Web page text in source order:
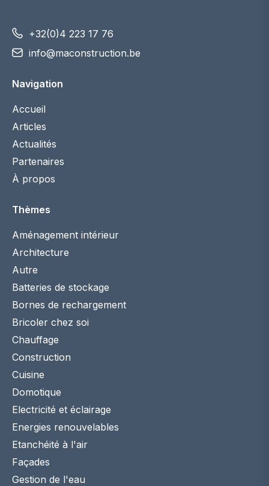
+32(0)4 223 17 76
info@maconstruction.be
Navigation
Accueil
Articles
Actualités
Partenaires
À propos
Thèmes
Aménagement intérieur
Architecture
Autre
Batteries de stockage
Bornes de rechargement
Bricoler chez soi
Chauffage
Construction
Cuisine
Domotique
Electricité et éclairage
Energies renouvelables
Etanchéité à l'air
Façades
Gestion de l'eau